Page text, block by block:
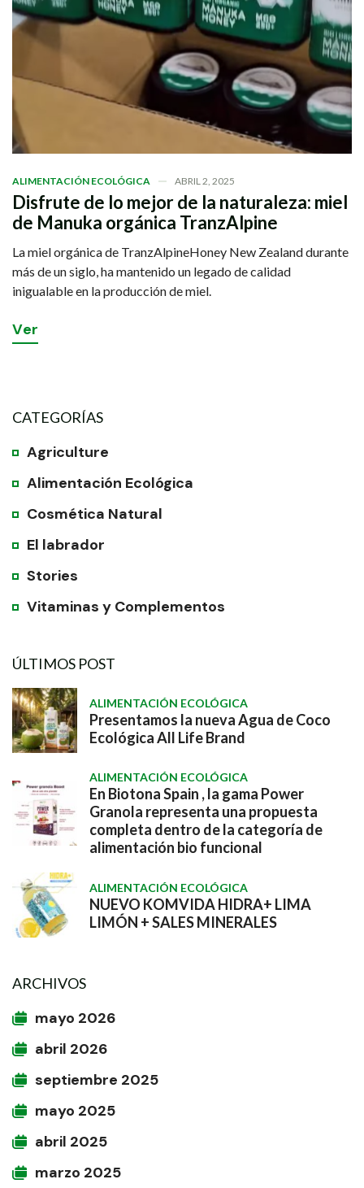
ALIMENTACIÓN ECOLÓGICA ABRIL 2, 2025
Disfrute de lo mejor de la naturaleza: miel
de Manuka orgánica TranzAlpine
La miel orgánica de TranzAlpineHoney New Zealand durante
más de un siglo, ha mantenido un legado de calidad
inigualable en la producción de miel.
Ver
CATEGORÍAS
Agriculture
Alimentación Ecológica
Cosmética Natural
El labrador
Stories
Vitaminas y Complementos
ÚLTIMOS POST
ALIMENTACIÓN ECOLÓGICA
Presentamos la nueva Agua de Coco
Ecológica All Life Brand
ALIMENTACIÓN ECOLÓGICA
En Biotona Spain , la gama Power
Granola representa una propuesta
completa dentro de la categoría de
alimentación bio funcional
ALIMENTACIÓN ECOLÓGICA
NUEVO KOMVIDA HIDRA+ LIMA
LIMÓN + SALES MINERALES
ARCHIVOS
mayo 2026
abril 2026
septiembre 2025
mayo 2025
abril 2025
marzo 2025